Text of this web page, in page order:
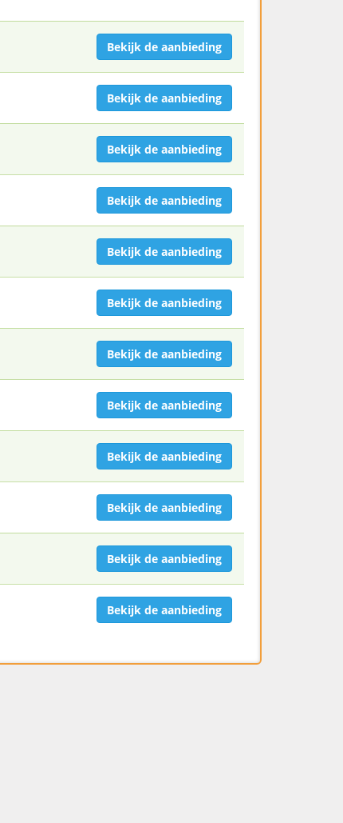
Bekijk de aanbieding
Bekijk de aanbieding
Bekijk de aanbieding
Bekijk de aanbieding
Bekijk de aanbieding
Bekijk de aanbieding
Bekijk de aanbieding
Bekijk de aanbieding
Bekijk de aanbieding
Bekijk de aanbieding
Bekijk de aanbieding
Bekijk de aanbieding